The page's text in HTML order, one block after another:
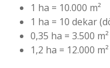
1 ha = 10.000 m²
1 ha = 10 dekar
0,35 ha = 3.500
1,2 ha = 12.000